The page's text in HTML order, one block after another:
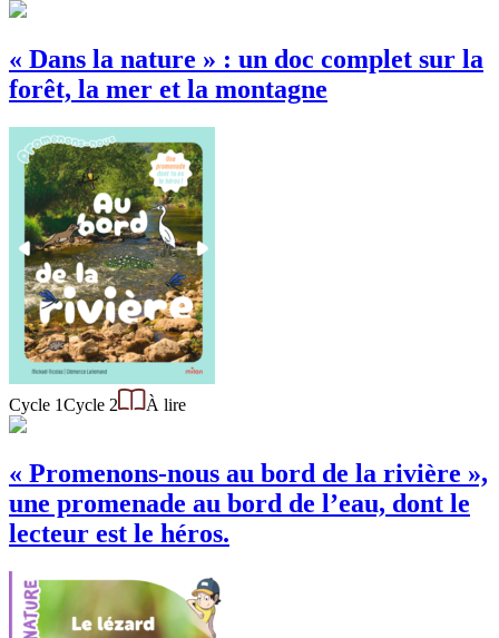
« Dans la nature » : un doc complet sur la
forêt, la mer et la montagne
Cycle 1Cycle 2 À lire
« Promenons-nous au bord de la rivière »,
une promenade au bord de l’eau, dont le
lecteur est le héros.